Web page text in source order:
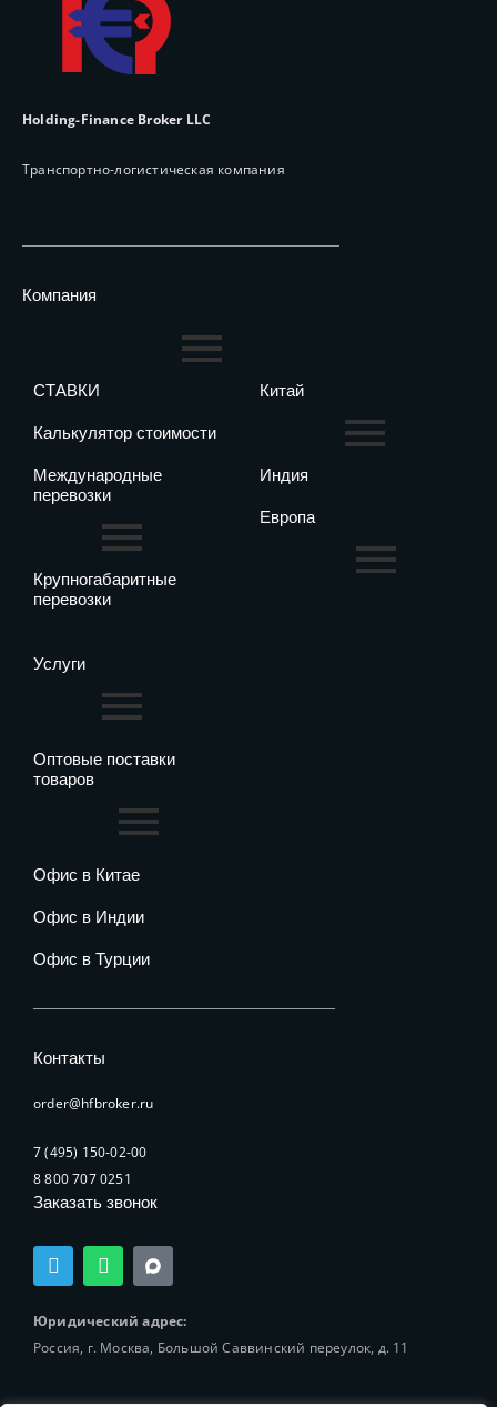
Holding-Finance Broker LLC
Транспортно-логистическая компания
Компания
СТАВКИ
Калькулятор стоимости
Международные
перевозки
Крупногабаритные
перевозки
Китай
Индия
Европа
Услуги
Оптовые поставки
товаров
Офис в Китае
Офис в Индии
Офис в Турции
Контакты
order@hfbroker.ru
7 (495) 150-02-00
8 800 707 0251
Заказать звонок
T
e
l
e
g
r
W
h
a
t
s
a
Юридический адрес:
Россия, г. Москва, Большой Саввинский переулок, д. 11